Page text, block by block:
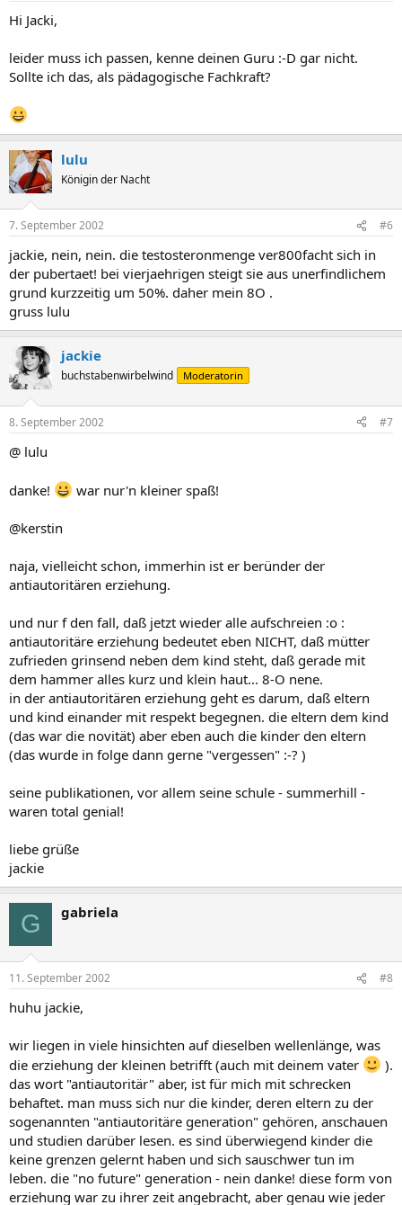
Hi Jacki,
leider muss ich passen, kenne deinen Guru :-D gar nicht.
Sollte ich das, als pädagogische Fachkraft?
lulu
Königin der Nacht
7. September 2002 #6
jackie, nein, nein. die testosteronmenge ver800facht sich in
der pubertaet! bei vierjaehrigen steigt sie aus unerfindlichem
grund kurzzeitig um 50%. daher mein 8O .
gruss lulu
jackie
buchstabenwirbelwind Moderatorin
8. September 2002 #7
@ lulu
danke! war nur'n kleiner spaß!
@kerstin
naja, vielleicht schon, immerhin ist er beründer der
antiautoritären erziehung.
und nur f den fall, daß jetzt wieder alle aufschreien :o :
antiautoritäre erziehung bedeutet eben NICHT, daß mütter
zufrieden grinsend neben dem kind steht, daß gerade mit
dem hammer alles kurz und klein haut... 8-O nene.
in der antiautoritären erziehung geht es darum, daß eltern
und kind einander mit respekt begegnen. die eltern dem kind
(das war die novität) aber eben auch die kinder den eltern
(das wurde in folge dann gerne "vergessen" :-? )
seine publikationen, vor allem seine schule - summerhill -
waren total genial!
liebe grüße
jackie
G gabriela
11. September 2002 #8
huhu jackie,
wir liegen in viele hinsichten auf dieselben wellenlänge, was
die erziehung der kleinen betrifft (auch mit deinem vater
).
das wort "antiautoritär" aber, ist für mich mit schrecken
behaftet. man muss sich nur die kinder, deren eltern zu der
sogenannten "antiautoritäre generation" gehören, anschauen
und studien darüber lesen. es sind überwiegend kinder die
keine grenzen gelernt haben und sich sauschwer tun im
leben. die "no future" generation - nein danke! diese form von
erziehung war zu ihrer zeit angebracht, aber genau wie jeder